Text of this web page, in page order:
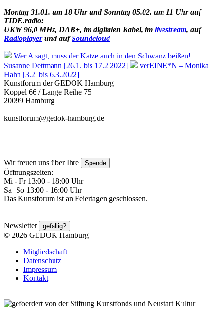
Montag 31.01. um 18 Uhr und Sonntag 05.02. um 11 Uhr auf
TIDE.radio:
UKW 96,0 MHz, DAB+, im digitalen Kabel, im livestream, auf
Radioplayerund aufSoundcloud
Wer A sagt, muss der Katze auch in den Schwanz beißen! –
Susanne Dettmann [26.1. bis 17.2.2022]
verEINE*N – Monika
Hahn [3.2. bis 6.3.2022]
Kunstforum der GEDOK Hamburg
Koppel 66 / Lange Reihe 75
20099 Hamburg
kunstforum@gedok-hamburg.de
Wir freuen uns über Ihre Spende
Öffnungszeiten:
Mi - Fr 13:00 - 18:00 Uhr
Sa+So 13:00 - 16:00 Uhr
Das Kunstforum ist an Feiertagen geschlossen.
Newsletter gefällig?
© 2026 GEDOK Hamburg
Mitgliedschaft
Datenschutz
Impressum
Kontakt